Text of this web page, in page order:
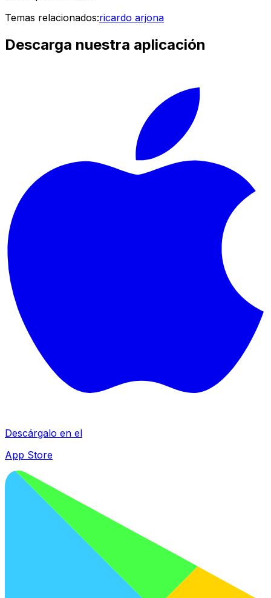
Temas relacionados:ricardo arjona
Descarga nuestra aplicación
Descárgalo en el
App Store